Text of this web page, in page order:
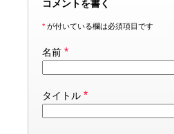
コメントを書く
* が付いている欄は必須項目です
名前 *
タイトル *